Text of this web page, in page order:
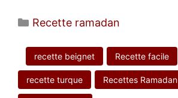
Catégories
Recette ramadan
recette beignet Recette facile
recette turque Recettes Ramadan